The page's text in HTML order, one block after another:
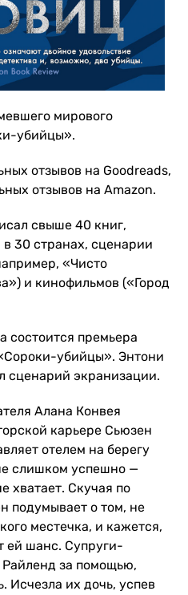
мирового
убийцы».
отзывов на Goodreads,
отзывов на Amazon.
свыше 40 книг,
30 странах, сценарии
«Чисто
и кинофильмов («Город
состоится премьера
убийцы». Энтони
сценарий экранизации.
Алана Конвея
карьере Сьюзен
отелем на берегу
слишком успешно —
хватает. Скучая по
подумывает о том, не
местечка, и кажется,
ей шанс. Супруги-
за помощью,
Исчезла их дочь, успев